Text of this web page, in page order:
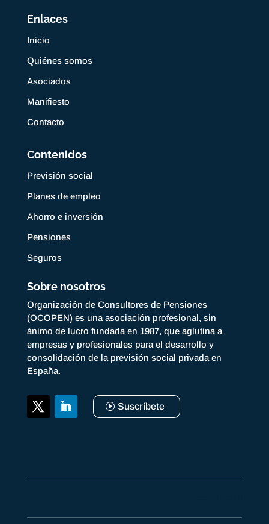
Enlaces
Inicio
Quiénes somos
Asociados
Manifiesto
Contacto
Contenidos
Previsión social
Planes de empleo
Ahorro e inversión
Pensiones
Seguros
Sobre nosotros
Organización de Consultores de Pensiones
(OCOPEN) es una asociación profesional, sin
ánimo de lucro fundada en 1987, que aglutina a
empresas y profesionales para el desarrollo y
consolidación de la previsión social privada en
España.
Suscríbete